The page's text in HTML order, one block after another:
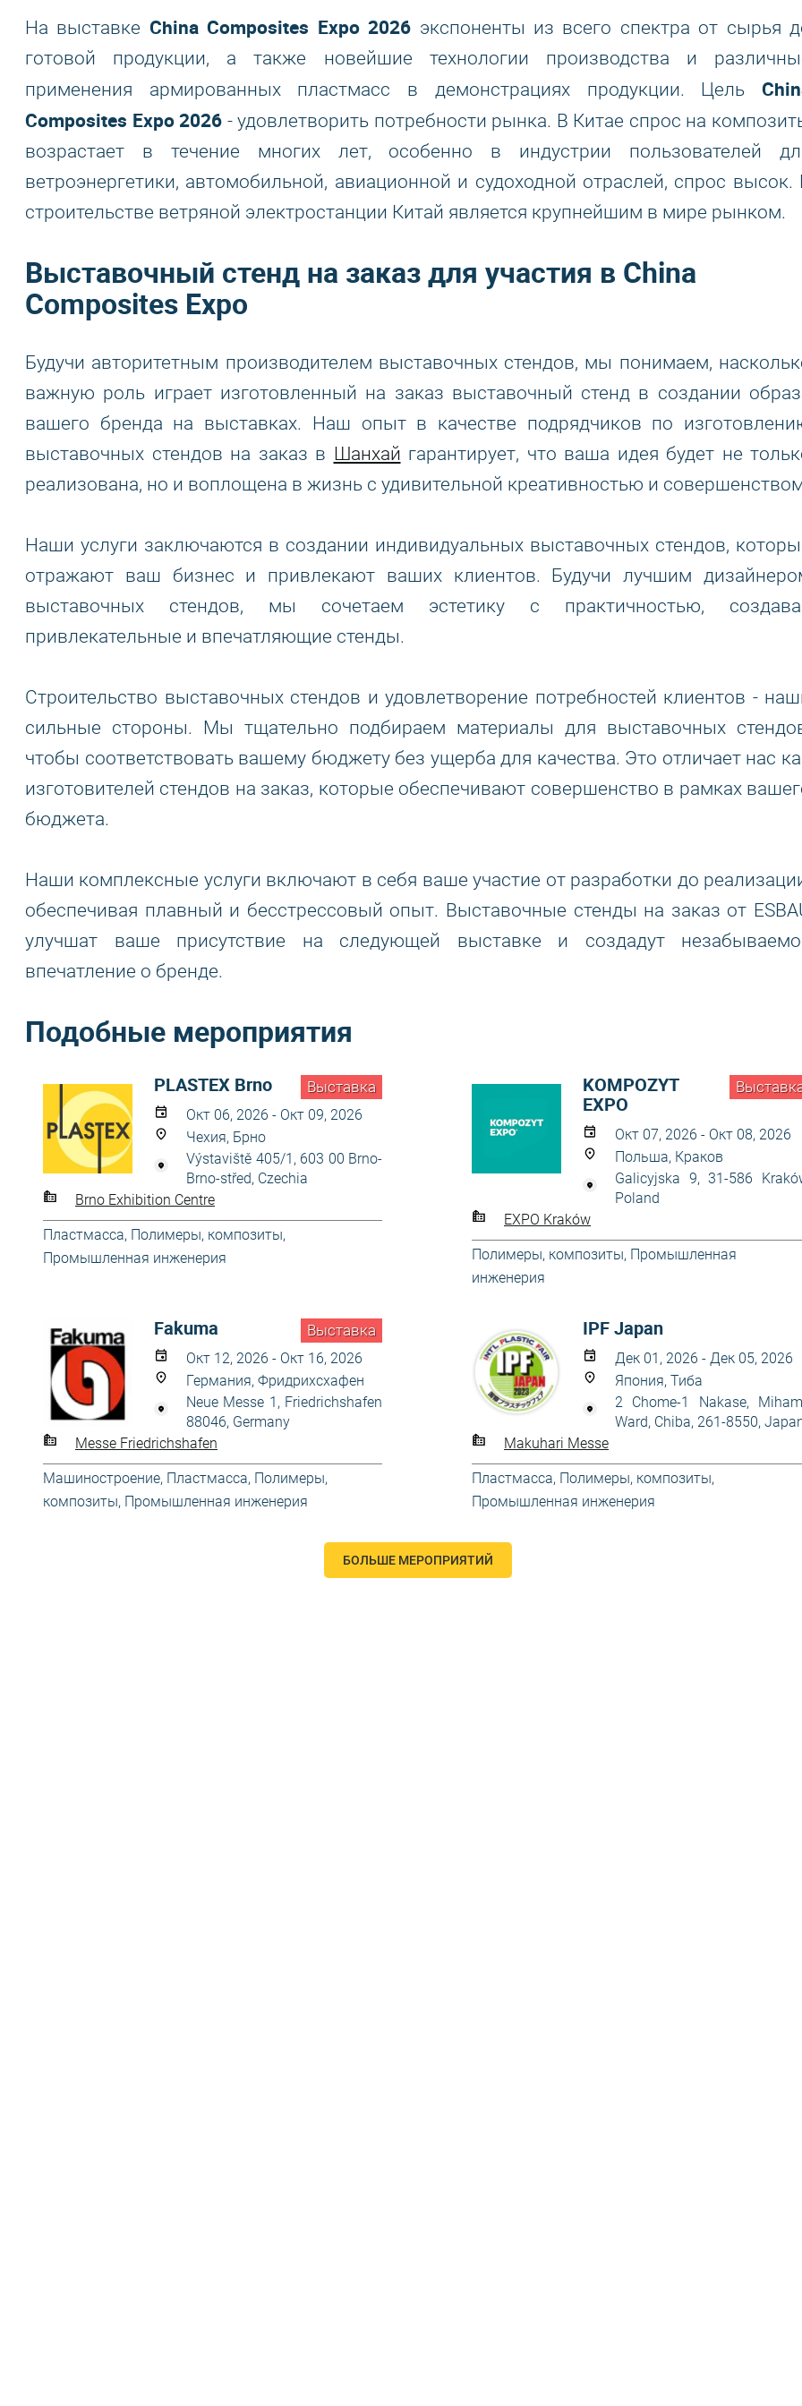
На выставке China Composites Expo 2026 экспоненты из всего спектра от сырья
готовой продукции, а также новейшие технологии производства и
применения армированных пластмасс в демонстрациях продукции. Цель
Composites Expo 2026 - удовлетворить потребности рынка. В Китае спрос на
возрастает в течение многих лет, особенно в индустрии пользователей
ветроэнергетики, автомобильной, авиационной и судоходной отраслей, спрос высок.
строительстве ветряной электростанции Китай является крупнейшим в мире рынком.
Выставочный стенд на заказ для участия в China
Composites Expo
Будучи авторитетным производителем выставочных стендов, мы понимаем,
важную роль играет изготовленный на заказ выставочный стенд в создании
вашего бренда на выставках. Наш опыт в качестве подрядчиков по
выставочных стендов на заказ в Шанхай гарантирует, что ваша идея будет не
реализована, но и воплощена в жизнь с удивительной креативностью и
Наши услуги заключаются в создании индивидуальных выставочных стендов,
отражают ваш бизнес и привлекают ваших клиентов. Будучи лучшим
выставочных стендов, мы сочетаем эстетику с практичностью,
привлекательные и впечатляющие стенды.
Строительство выставочных стендов и удовлетворение потребностей клиентов -
сильные стороны. Мы тщательно подбираем материалы для выставочных
чтобы соответствовать вашему бюджету без ущерба для качества. Это отличает нас
изготовителей стендов на заказ, которые обеспечивают совершенство в рамках
бюджета.
Наши комплексные услуги включают в себя ваше участие от разработки до
обеспечивая плавный и бесстрессовый опыт. Выставочные стенды на заказ от
улучшат ваше присутствие на следующей выставке и создадут
впечатление о бренде.
Подобные мероприятия
Выставка
PLASTEX Brno
Окт 06, 2026 - Окт 09, 2026
Чехия, Брно
Výstaviště 405/1, 603 00 Brno-
Brno-střed, Czechia
Brno Exhibition Centre
Пластмасса, Полимеры, композиты,
Промышленная инженерия
KOMPOZYT
EXPO
Окт 07, 2026 - Окт 08, 2026
Польша, Краков
Galicyjska 9, 31-586
Poland
EXPO Kraków
Полимеры, композиты, Промышленная
инженерия
Выставка
Fakuma
Окт 12, 2026 - Окт 16, 2026
Германия, Фридрихсхафен
Neue Messe 1, Friedrichshafen
88046, Germany
Messe Friedrichshafen
Машиностроение, Пластмасса, Полимеры,
композиты, Промышленная инженерия
IPF Japan
Дек 01, 2026 - Дек 05, 2026
Япония, Тиба
2 Chome-1 Nakase,
Ward, Chiba, 261-8550,
Makuhari Messe
Пластмасса, Полимеры, композиты,
Промышленная инженерия
БОЛЬШЕ МЕРОПРИЯТИЙ